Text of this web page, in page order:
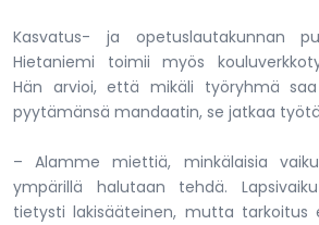
Kasvatus- ja opetuslautakunnan
Hietaniemi toimii myös
Hän arvioi, että mikäli työryhmä saa
pyytämänsä mandaatin, se jatkaa
– Alamme miettiä, minkälaisia
ympärillä halutaan tehdä.
tietysti lakisääteinen, mutta tarkoitus